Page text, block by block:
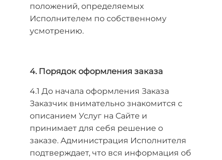
положений, определяемых
Исполнителем по собственному
усмотрению.
4. Порядок оформления заказа
4.1 До начала оформления Заказа
Заказчик внимательно знакомится с
описанием Услуг на Сайте и
принимает для себя решение о
заказе. Администрация Исполнителя
подтверждает, что вся информация об